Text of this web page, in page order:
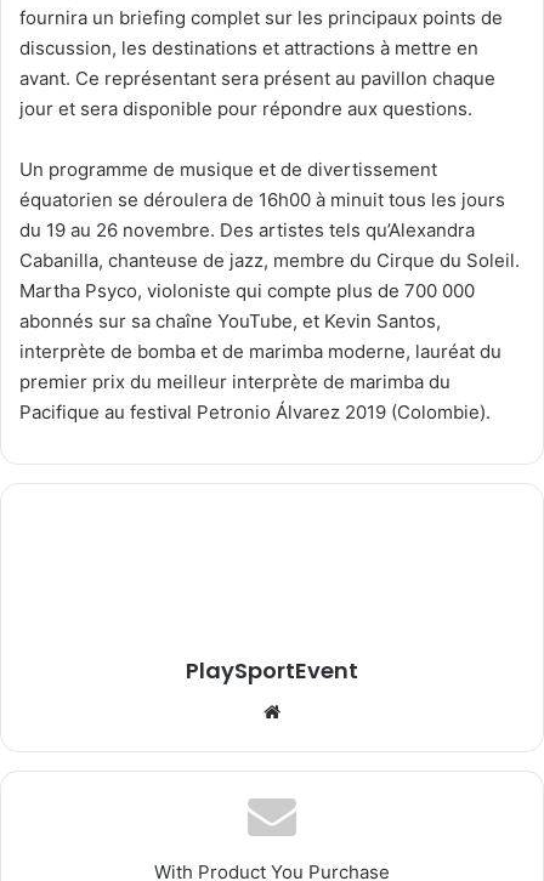
fournira un briefing complet sur les principaux points de
discussion, les destinations et attractions à mettre en
avant. Ce représentant sera présent au pavillon chaque
jour et sera disponible pour répondre aux questions.
Un programme de musique et de divertissement
équatorien se déroulera de 16h00 à minuit tous les jours
du 19 au 26 novembre. Des artistes tels qu’Alexandra
Cabanilla, chanteuse de jazz, membre du Cirque du Soleil.
Martha Psyco, violoniste qui compte plus de 700 000
abonnés sur sa chaîne YouTube, et Kevin Santos,
interprète de bomba et de marimba moderne, lauréat du
premier prix du meilleur interprète de marimba du
Pacifique au festival Petronio Álvarez 2019 (Colombie).
PlaySportEvent
With Product You Purchase